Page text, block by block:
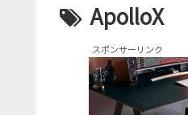
ApolloX
スポンサーリンク